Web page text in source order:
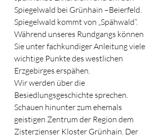
Spiegelwald bei Grünhain –Beierfeld.
Spiegelwald kommt von „Spähwald“.
Während unseres Rundgangs können
Sie unter fachkundiger Anleitung viele
wichtige Punkte des westlichen
Erzgebirges erspähen.
Wir werden über die
Besiedlungsgeschichte sprechen.
Schauen hinunter zum ehemals
geistigen Zentrum der Region dem
Zisterzienser Kloster Grünhain. Der